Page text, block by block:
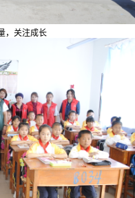
，关注成长